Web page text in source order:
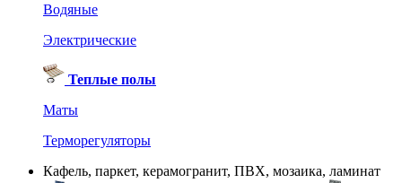
Водяные
Электрические
Теплые полы
Маты
Терморегуляторы
Кафель, паркет, керамогранит, ПВХ, мозаика, ламинат